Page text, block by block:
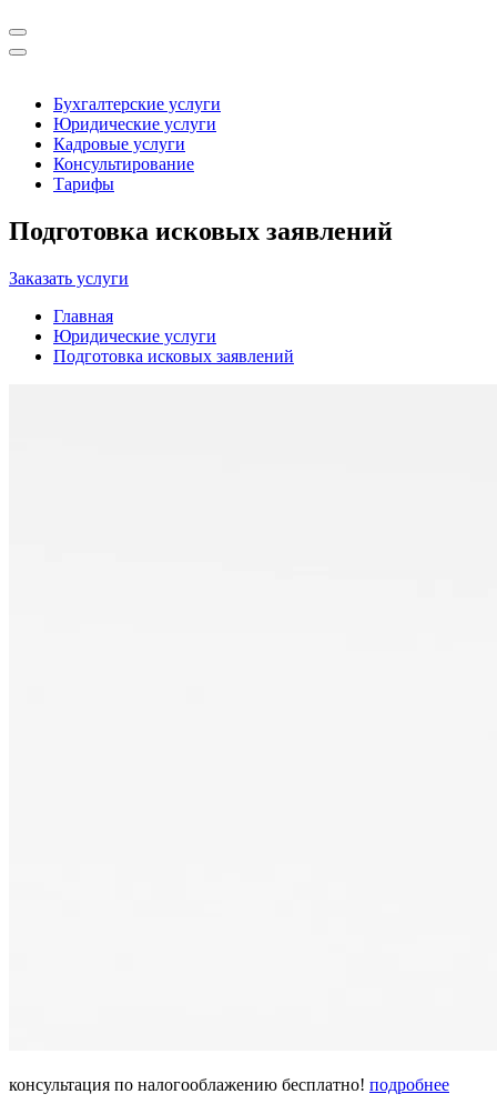
Бухгалтерские услуги
Юридические услуги
Кадровые услуги
Консультирование
Тарифы
Подготовка исковых заявлений
Заказать услуги
Главная
Юридические услуги
Подготовка исковых заявлений
консультация по налогооблажению бесплатно! подробнее